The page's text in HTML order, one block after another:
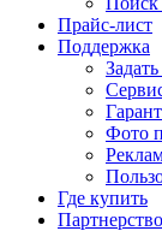
Прайс-лист
Поддержка
Фото
Где купить
Партнерство